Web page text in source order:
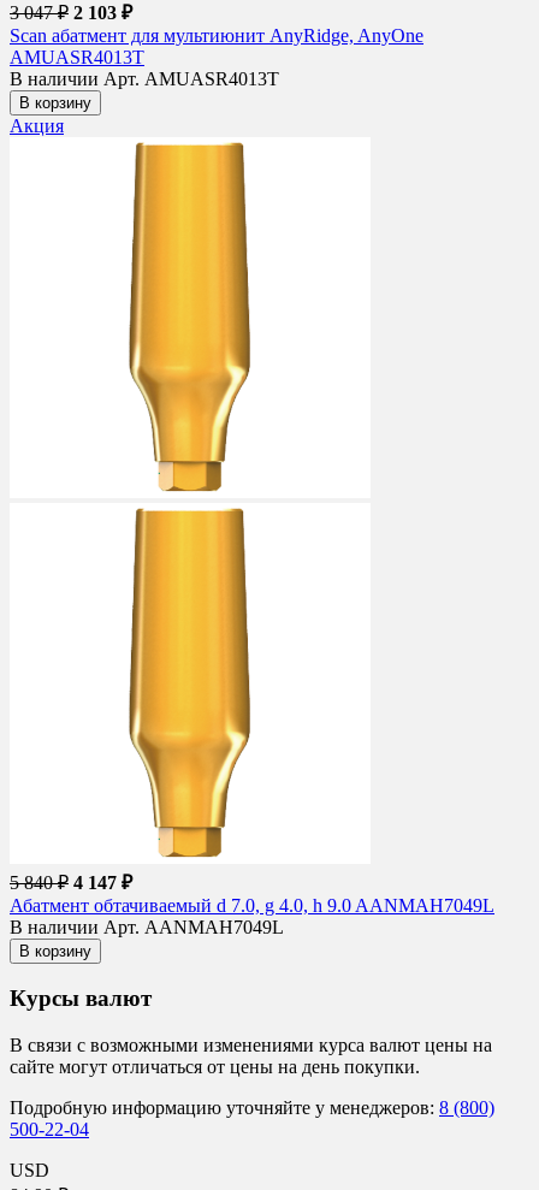
3 047 ₽ 2 103 ₽
Scan абатмент для мультиюнит AnyRidge, AnyOne
AMUASR4013T
В наличии Арт. AMUASR4013T
В корзину
Акция
5 840 ₽ 4 147 ₽
Абатмент обтачиваемый d 7.0, g 4.0, h 9.0 AANMAH7049L
В наличии Арт. AANMAH7049L
В корзину
Курсы валют
В связи с возможными изменениями курса валют цены на
сайте могут отличаться от цены на день покупки.
Подробную информацию уточняйте у менеджеров: 8 (800)
500-22-04
USD